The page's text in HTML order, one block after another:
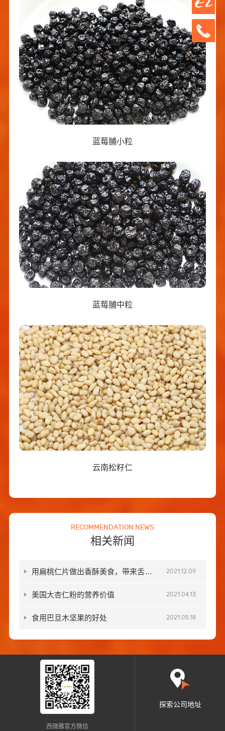
蓝莓脯小粒
蓝莓脯中粒
云南松籽仁
RECOMMENDATION NEWS
相关新闻
用扁桃仁片做出香酥美食，带来舌尖
上的美味
2021.12.09
美国大杏仁粉的营养价值 2021.04.13
食用巴旦木坚果的好处 2021.05.18
西微雅官方微信
探索公司地址